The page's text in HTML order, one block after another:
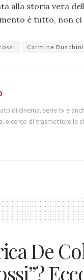
alla storia vera
è tutto, non ci
Carmine Buschini
di cinema, serie tv e
e cerco di trasmettere le
De